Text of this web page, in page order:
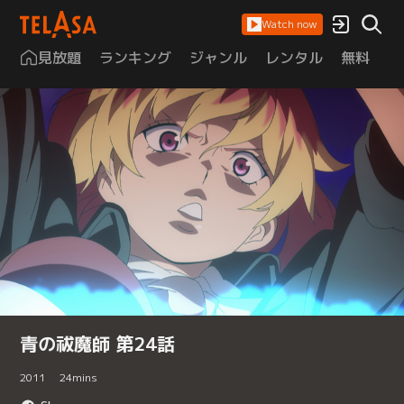
Watch now
見放題 ランキング ジャンル レンタル 無料
青の祓魔師 第24話
2011 24mins